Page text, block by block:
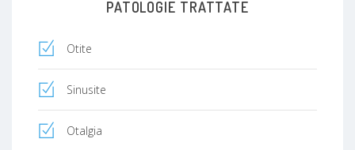
PATOLOGIE TRATTATE
Otite
Sinusite
Otalgia